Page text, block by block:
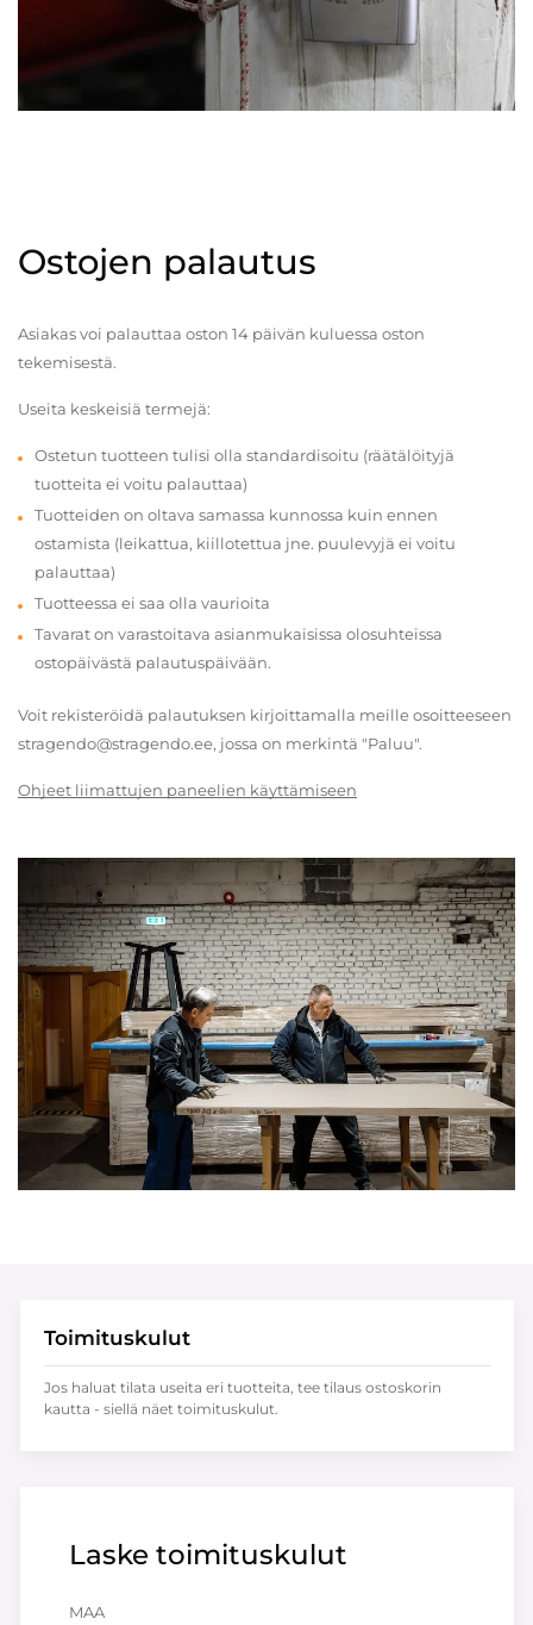
Ostojen palautus
Asiakas voi palauttaa oston 14 päivän kuluessa oston
tekemisestä.
Useita keskeisiä termejä:
Ostetun tuotteen tulisi olla standardisoitu (räätälöityjä
tuotteita ei voitu palauttaa)
Tuotteiden on oltava samassa kunnossa kuin ennen
ostamista (leikattua, kiillotettua jne. puulevyjä ei voitu
palauttaa)
Tuotteessa ei saa olla vaurioita
Tavarat on varastoitava asianmukaisissa olosuhteissa
ostopäivästä palautuspäivään.
Voit rekisteröidä palautuksen kirjoittamalla meille osoitteeseen
stragendo@stragendo.ee, jossa on merkintä "Paluu".
Ohjeet liimattujen paneelien käyttämiseen
Laske toimituskulut
MAA
Toimituskulut
Jos haluat tilata useita eri tuotteita, tee tilaus ostoskorin
kautta - siellä näet toimituskulut.